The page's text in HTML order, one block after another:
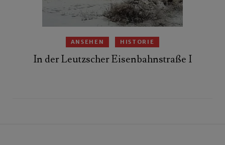
ANSEHEN HISTORIE
In der Leutzscher Eisenbahnstraße I